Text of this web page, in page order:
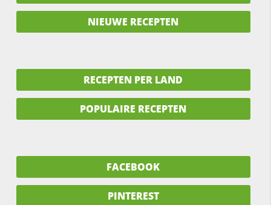
NIEUWE RECEPTEN
RECEPTEN PER LAND
POPULAIRE RECEPTEN
FACEBOOK
PINTEREST